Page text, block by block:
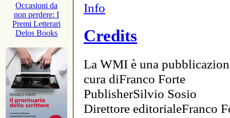
Occasioni da
non perdere: I
Premi Letterari
Delos Books
Info
Credits
La WMI è una
cura diFranco Forte
PublisherSilvio Sosio
Direttore editorialeFranco